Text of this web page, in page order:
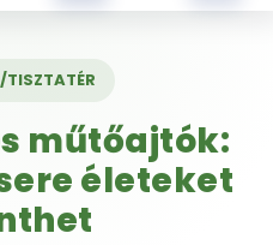
TISZTATÉR
műtőajtók:
életeket